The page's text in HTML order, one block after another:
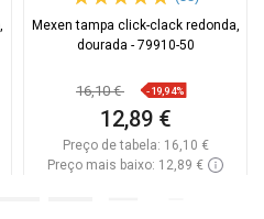
Mexen tampa click-clack redonda,
dourada - 79910-50
16,10 € -19,94%
12,89 €
Preço de tabela: 16,10 €
Preço mais baixo: 12,89 €